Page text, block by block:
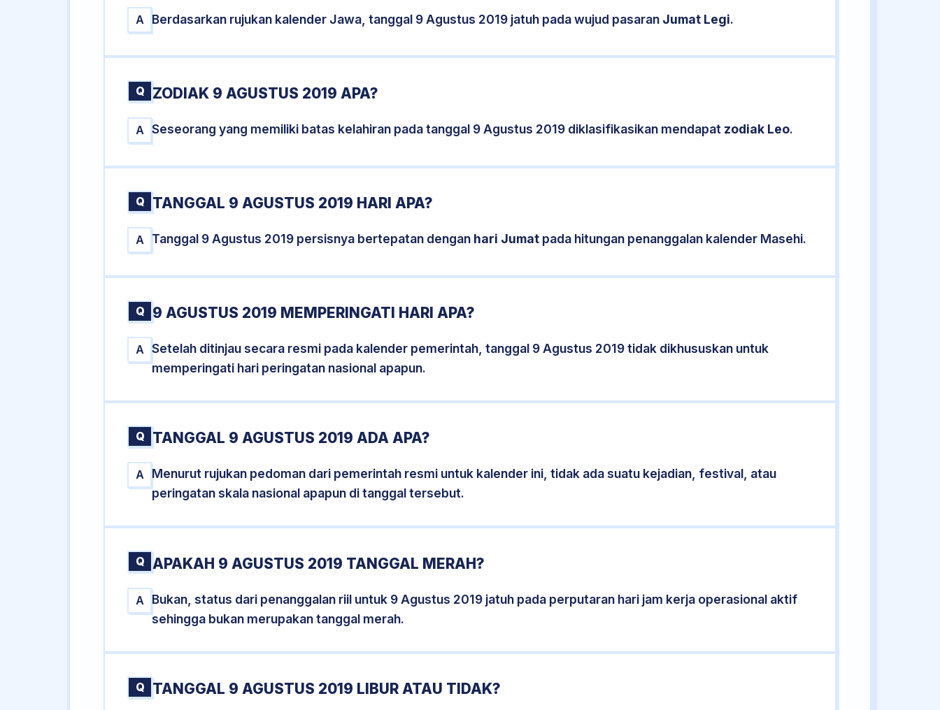
A Berdasarkan rujukan kalender Jawa, tanggal 9 Agustus 2019 jatuh pada wujud pasaran Jumat Legi.
Q ZODIAK 9 AGUSTUS 2019 APA?
A Seseorang yang memiliki batas kelahiran pada tanggal 9 Agustus 2019 diklasifikasikan mendapat zodiak Leo.
Q TANGGAL 9 AGUSTUS 2019 HARI APA?
A Tanggal 9 Agustus 2019 persisnya bertepatan dengan hari Jumat pada hitungan penanggalan kalender Masehi.
Q 9 AGUSTUS 2019 MEMPERINGATI HARI APA?
A
Setelah ditinjau secara resmi pada kalender pemerintah, tanggal 9 Agustus 2019 tidak dikhususkan untuk
memperingati hari peringatan nasional apapun.
Q TANGGAL 9 AGUSTUS 2019 ADA APA?
A
Menurut rujukan pedoman dari pemerintah resmi untuk kalender ini, tidak ada suatu kejadian, festival, atau
peringatan skala nasional apapun di tanggal tersebut.
Q APAKAH 9 AGUSTUS 2019 TANGGAL MERAH?
A
Bukan, status dari penanggalan riil untuk 9 Agustus 2019 jatuh pada perputaran hari jam kerja operasional aktif
sehingga bukan merupakan tanggal merah.
Q TANGGAL 9 AGUSTUS 2019 LIBUR ATAU TIDAK?